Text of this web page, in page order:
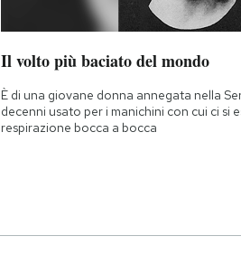
Il volto più baciato del mondo
È di una giovane donna annegata nella
decenni usato per i manichini con cui ci si
respirazione bocca a bocca